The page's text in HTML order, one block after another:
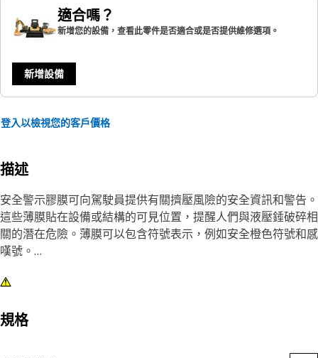
適合嗎？
新增您的設備，查看此零件是否適合或是否提供維修選項。
新增設備
登入以檢視您的客戶價格
描述
安全警示膠膜可向駕駛員提供有關擠壓風險的安全資訊和警告。
這些薄膜貼在設備或結構的可見位置，提醒人們與液壓錘破碎相
關的潛在危險。薄膜可以包含符號表示，例如安全橙色符號和感
嘆號。
屬性：
• 以黑色背景印刷，以提高膠片的可見性
規格